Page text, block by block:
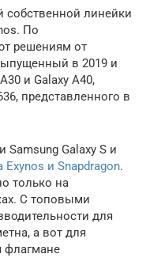
собственной линейки
По
решениям от
в 2019 и
и Galaxy A40,
представленного в
Galaxy S и
Exynos и Snapdragon.
только на
С топовыми
для
а вот для
флагмане